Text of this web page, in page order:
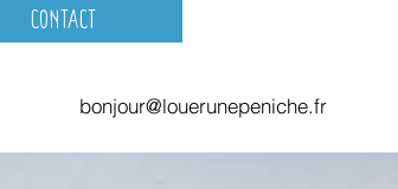
Contact
bonjour@louerunepeniche.fr